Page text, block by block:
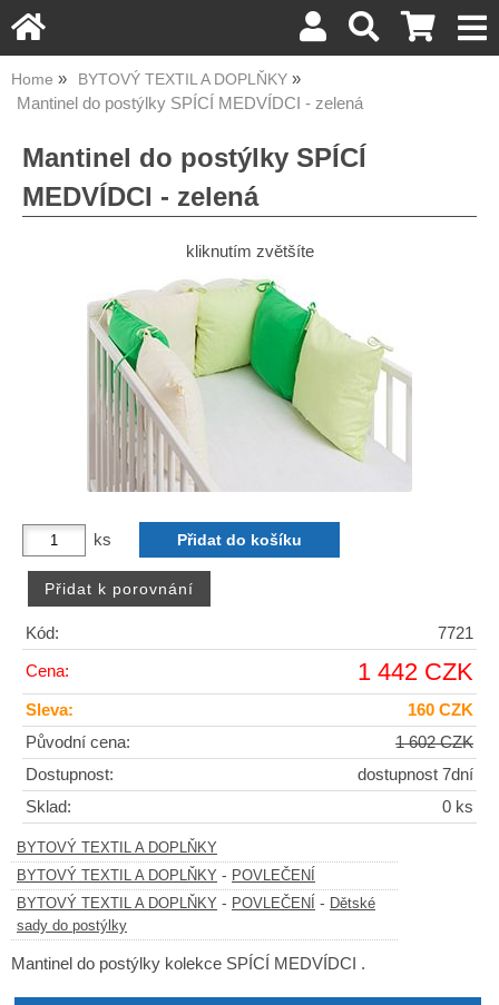
Home BYTOVÝ TEXTIL A DOPLŇKY
Mantinel do postýlky SPÍCÍ MEDVÍDCI - zelená
Mantinel do postýlky SPÍCÍ
MEDVÍDCI - zelená
kliknutím zvětšíte
ks
Kód: 7721
Cena: 1 442 CZK
Sleva:
160 CZK
Původní cena:
1 602 CZK
Dostupnost:
dostupnost 7dní
Sklad:
0 ks
BYTOVÝ TEXTIL A DOPLŇKY
BYTOVÝ TEXTIL A DOPLŇKY - POVLEČENÍ
BYTOVÝ TEXTIL A DOPLŇKY - POVLEČENÍ - Dětské
sady do postýlky
Mantinel do postýlky kolekce SPÍCÍ MEDVÍDCI .